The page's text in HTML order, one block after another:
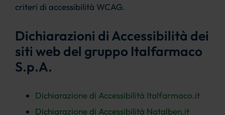
criteri di accessibilità WCAG.
Dichiarazioni di Accessibilità dei
siti web del gruppo Italfarmaco
S.p.A.
Dichiarazione di Accessibilità Italfarmaco.it
Dichiarazione di Accessibilità Natalben.it